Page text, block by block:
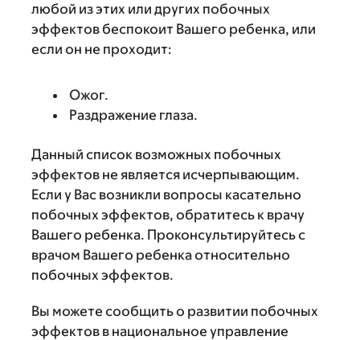
любой из этих или других побочных
эффектов беспокоит Вашего ребенка, или
если он не проходит:
Ожог.
Раздражение глаза.
Данный список возможных побочных
эффектов не является исчерпывающим.
Если у Вас возникли вопросы касательно
побочных эффектов, обратитесь к врачу
Вашего ребенка. Проконсультируйтесь с
врачом Вашего ребенка относительно
побочных эффектов.
Вы можете сообщить о развитии побочных
эффектов в национальное управление